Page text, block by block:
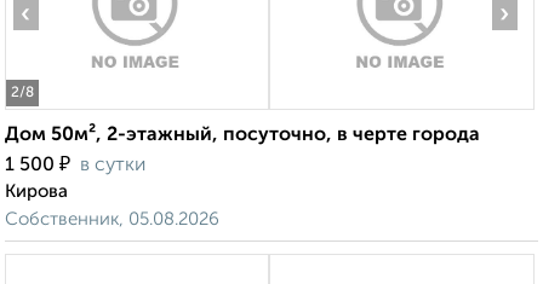
2/8
‹ ›
Дом 50м², 2-этажный, посуточно, в черте города
1 500 ₽ в сутки
Кирова
Собственник, 05.08.2026